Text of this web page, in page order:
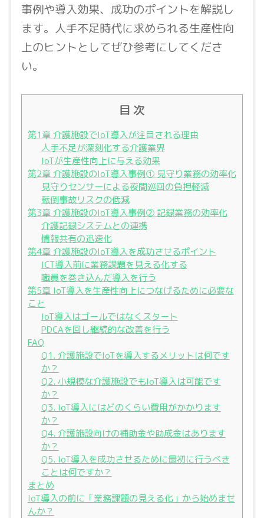
事例や導入効果、成功のポイントを解説し
ます。人手不足時代に求められる生産性向
上のヒントとしてぜひ参考にしてくださ
い。
目 次
第1章 介護施設でIoT導入が注目される理由
人手不足が深刻化する介護業界
IoTが生産性向上に与える効果
第2章 介護施設のIoT導入事例① 見守り業務の効率化
見守りセンサーによる夜間巡回の負担軽減
転倒事故リスクの低減
第3章 介護施設のIoT導入事例② 記録業務の効率化
介護記録システムとの連携
情報共有の迅速化
第4章 介護施設のIoT導入を成功させるポイント
ICT導入前に業務課題を見える化する
職員を巻き込んだ導入を行う
第5章 IoT導入を生産性向上につなげるために必要な
こと
IoT導入はゴールではなくスタート
PDCAを回し継続的な改善を行う
FAQ
Q1. 介護施設でIoTを導入するメリットは何です
か？
Q2. 小規模な介護施設でもIoT導入は可能です
か？
Q3. IoT導入にはどのくらい費用がかかります
か？
Q4. 介護施設向けの補助金や助成金はあります
か？
Q5. IoT導入を成功させるために最初に行うべき
ことは何ですか？
まとめ
IoT導入の前に「業務課題の見える化」から始めませ
んか？